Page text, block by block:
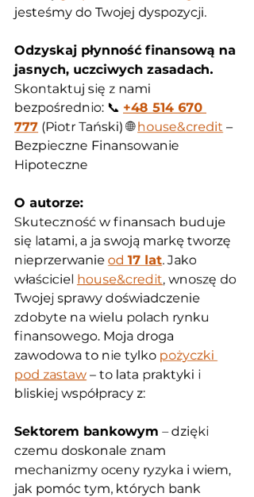
jesteśmy do Twojej dyspozycji.
Odzyskaj płynność finansową na
jasnych, uczciwych zasadach.
Skontaktuj się z nami
bezpośrednio: 📞 +48 514 670
777 (Piotr Tański) 🌐 house&credit –
Bezpieczne Finansowanie
Hipoteczne
O autorze:
Skuteczność w finansach buduje
się latami, a ja swoją markę tworzę
nieprzerwanie od 17 lat. Jako
właściciel house&credit, wnoszę do
Twojej sprawy doświadczenie
zdobyte na wielu polach rynku
finansowego. Moja droga
zawodowa to nie tylko pożyczki
pod zastaw – to lata praktyki i
bliskiej współpracy z:
Sektorem bankowym – dzięki
czemu doskonale znam
mechanizmy oceny ryzyka i wiem,
jak pomóc tym, których bank